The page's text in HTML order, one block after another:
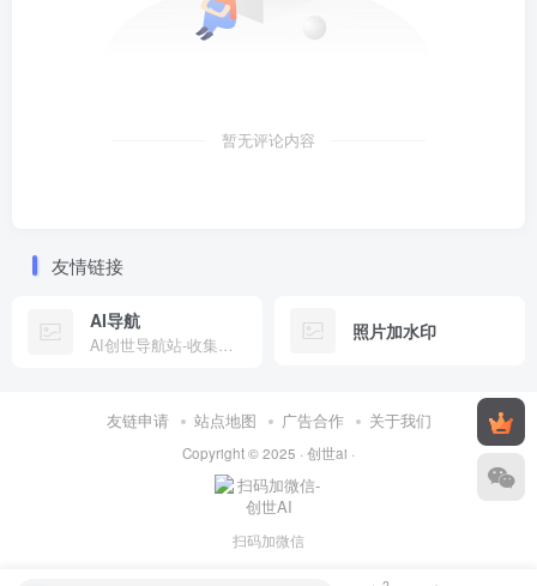
暂无评论内容
友情链接
AI导航
AI创世导航站-收集全网有趣工具
照片加水印
友链申请 站点地图 广告合作 关于我们
Copyright © 2025 · 创世ai ·
扫码加微信